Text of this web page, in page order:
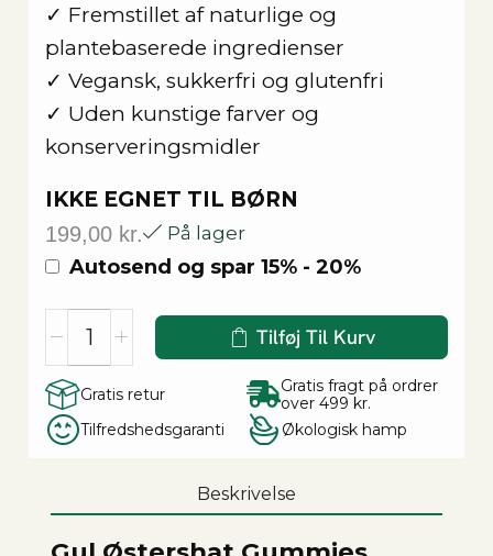
✓ Fremstillet af naturlige og
plantebaserede ingredienser
✓ Vegansk, sukkerfri og glutenfri
✓ Uden kunstige farver og
konserveringsmidler
IKKE EGNET TIL BØRN
199,00 kr. På lager
Autosend og spar 15% - 20%
Tilføj Til Kurv
Gratis retur
Gratis fragt på ordrer
over 499 kr.
Tilfredshedsgaranti
Økologisk hamp
Beskrivelse